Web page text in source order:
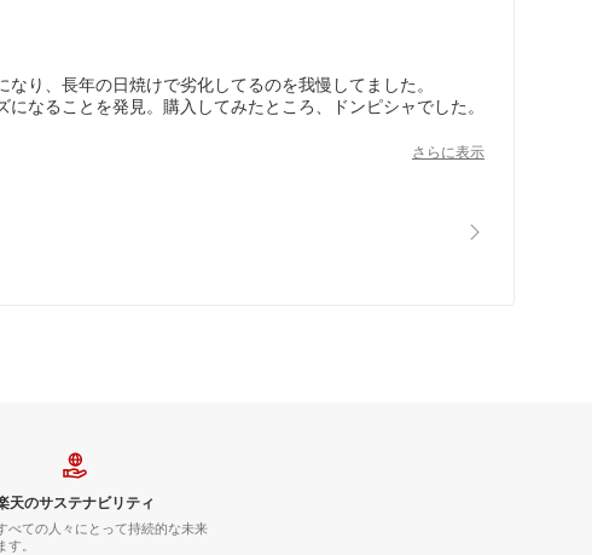
り、長年の日焼けで劣化してるのを我慢してました。
なることを発見。購入してみたところ、ドンピシャでした。
こちらの商品は右用、左用の２本に別れているのが違いで
さらに表示
天のサステナビリティ
べての人々にとって持続的な未来
す。